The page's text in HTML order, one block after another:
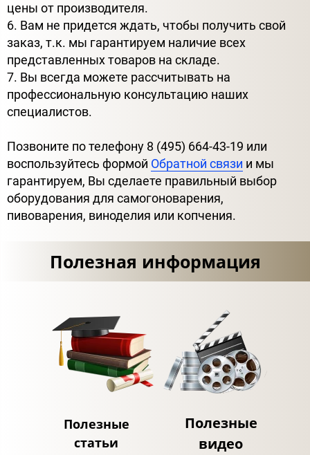
цены от производителя.
6. Вам не придется ждать, чтобы получить свой
заказ, т.к. мы гарантируем наличие всех
представленных товаров на складе.
7. Вы всегда можете рассчитывать на
профессиональную консультацию наших
специалистов.
Позвоните по телефону 8 (495) 664-43-19 или
воспользуйтесь формой Обратной связи и мы
гарантируем, Вы сделаете правильный выбор
оборудования для самогоноварения,
пивоварения, виноделия или копчения.
Полезная информация
Полезные
статьи
Полезные
видео